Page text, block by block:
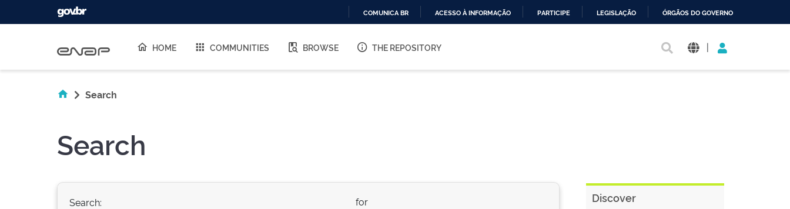
O
COMUNICA BR ACESSO À INFORMAÇÃO PARTICIPE LEGISLAÇÃO ÓRGÃOS DO GOVERNO
HOME COMMUNITIES BROWSE THE REPOSITORY |
Search
Search
Search: for Discover